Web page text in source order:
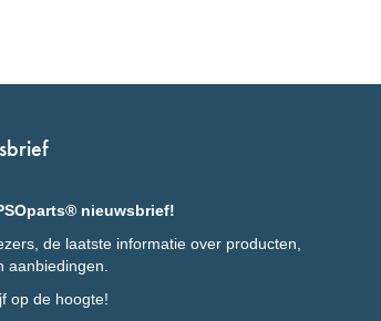
nieuwsbrief!
de laatste informatie over producten,
aanbiedingen.
op de hoogte!